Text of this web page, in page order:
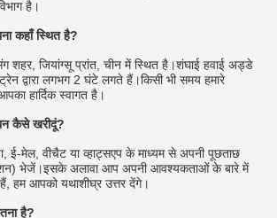
है।
कहाँ स्थित है?
शहर, जियांग्सू प्रांत, चीन में स्थित है।शंघाई हवाई अड्डे
द्वारा लगभग 2 घंटे लगते हैं।किसी भी समय हमारे
हार्दिक स्वागत है।
कैसे खरीदूं?
ई-मेल, वीचैट या व्हाट्सएप के माध्यम से अपनी पूछताछ
भेजें।इसके अलावा आप अपनी आवश्यकताओं के बारे में
हम आपको यथाशीघ्र उत्तर देंगे।
है?